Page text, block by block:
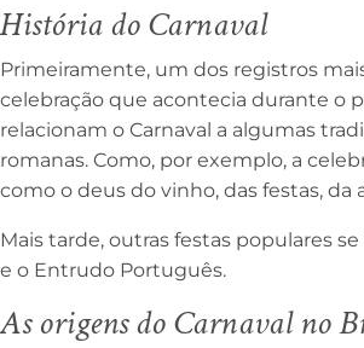
História do Carnaval
Primeiramente, um dos registros
celebração que acontecia durante o
relacionam o Carnaval a algumas
romanas. Como, por exemplo, a
como o deus do vinho, das festas, da
Mais tarde, outras festas populares
e o Entrudo Português.
As origens do Carnaval no